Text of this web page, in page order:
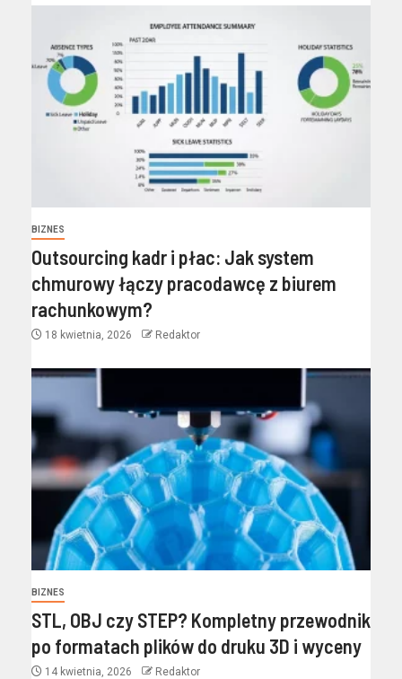
BIZNES
Outsourcing kadr i płac: Jak system
chmurowy łączy pracodawcę z biurem
rachunkowym?
18 kwietnia, 2026 Redaktor
BIZNES
STL, OBJ czy STEP? Kompletny przewodnik
po formatach plików do druku 3D i wyceny
14 kwietnia, 2026 Redaktor